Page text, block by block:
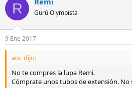
R Gurú Olympista
9 Ene 2017
aoc dijo:
No te compres la lupa Remi.
Cómprate unos tubos de extensión. No